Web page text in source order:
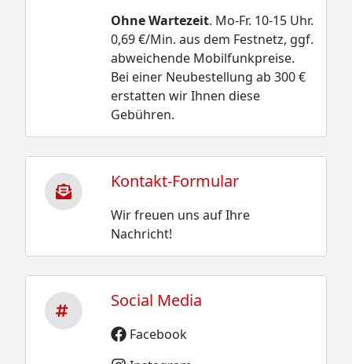
Ohne Wartezeit. Mo-Fr. 10-15 Uhr.
0,69 €/Min. aus dem Festnetz, ggf.
abweichende Mobilfunkpreise.
Bei einer Neubestellung ab 300 €
erstatten wir Ihnen diese
Gebühren.
Kontakt-Formular
Wir freuen uns auf Ihre
Nachricht!
Social Media
Facebook